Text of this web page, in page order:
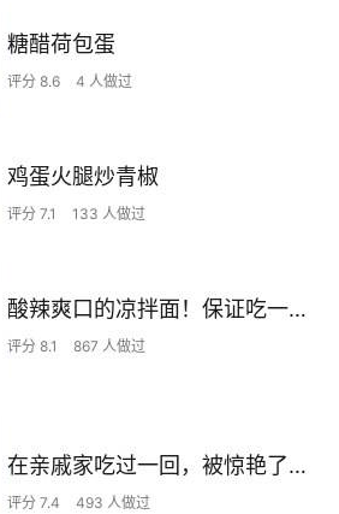
糖醋荷包蛋
评分 8.6 4 人做过
鸡蛋火腿炒青椒
评分 7.1 133 人做过
酸辣爽口的凉拌面！保证吃一次就上瘾
评分 8.1 867 人做过
在亲戚家吃过一回，被惊艳了…
评分 7.4 493 人做过